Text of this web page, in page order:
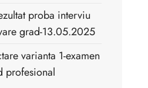
proba interviu
grad-13.05.2025
varianta 1-examen
profesional